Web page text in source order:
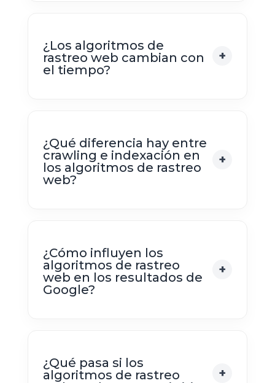
¿Los algoritmos de
rastreo web cambian con
el tiempo?
¿Qué diferencia hay entre
crawling e indexación en
los algoritmos de rastreo
web?
¿Cómo influyen los
algoritmos de rastreo
web en los resultados de
Google?
¿Qué pasa si los
algoritmos de rastreo